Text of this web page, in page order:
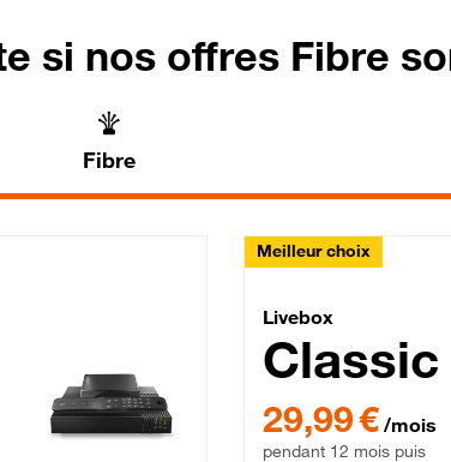
si nos offres Fibre
Fibre
Livebox Lite Fibre
mois
Meilleur choix
Livebox
Livebox
Classic
29,99 € par mois
29,99 € /mois
pendant 12 mois puis